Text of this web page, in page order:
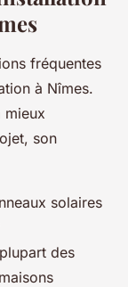
fréquentes
à Nîmes.
mieux
son
solaires
des